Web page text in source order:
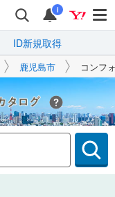
i
ID新規取得
鹿児島市 コンフ
Yahoo!不動産